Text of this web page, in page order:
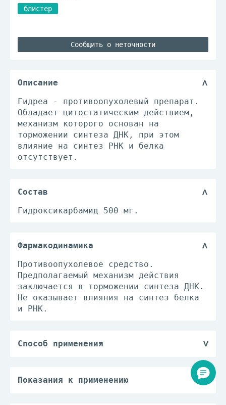
блистер
Сообщить о неточности
Описание
Гидреа - противоопухолевый препарат.
Обладает цитостатическим действием,
механизм которого основан на
торможении синтеза ДНК, при этом
влияние на синтез РНК и белка
отсутствует.
Состав
Гидроксикарбамид 500 мг.
Фармакодинамика
Противоопухолевое средство.
Предполагаемый механизм действия
заключается в торможении синтеза ДНК.
Не оказывает влияния на синтез белка
и РНК.
Способ применения
проводится периодическими курсами. По
80 мг/кг однократно раз в 3 дня или
Показания к применению